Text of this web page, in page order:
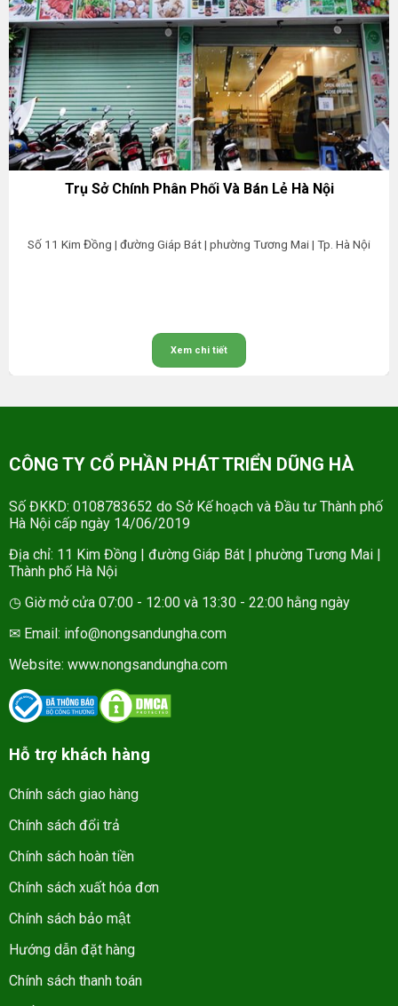
Trụ Sở Chính Phân Phối Và Bán Lẻ Hà Nội
Số 11 Kim Đồng | đường Giáp Bát | phường Tương Mai | Tp. Hà Nội
Xem chi tiết
CÔNG TY CỔ PHẦN PHÁT TRIỂN DŨNG HÀ
Số ĐKKD: 0108783652 do Sở Kế hoạch và Đầu tư Thành phố
Hà Nội cấp ngày 14/06/2019
Địa chỉ: 11 Kim Đồng | đường Giáp Bát | phường Tương Mai |
Thành phố Hà Nội
◷ Giờ mở cửa 07:00 - 12:00 và 13:30 - 22:00 hằng ngày
✉ Email: info@nongsandungha.com
Website: www.nongsandungha.com
Hỗ trợ khách hàng
Chính sách giao hàng
Chính sách đổi trả
Chính sách hoàn tiền
Chính sách xuất hóa đơn
Chính sách bảo mật
Hướng dẫn đặt hàng
Chính sách thanh toán